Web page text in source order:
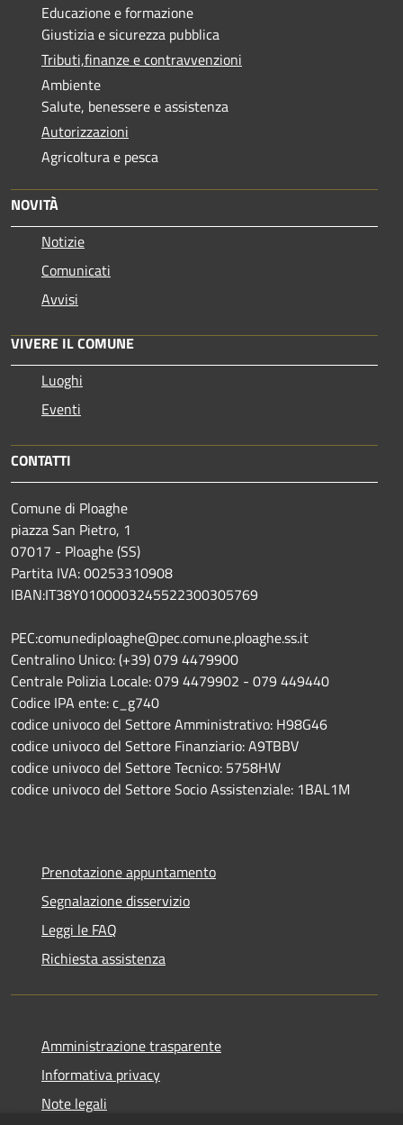
Educazione e formazione
Giustizia e sicurezza pubblica
Tributi,finanze e contravvenzioni
Ambiente
Salute, benessere e assistenza
Autorizzazioni
Agricoltura e pesca
NOVITÀ
Notizie
Comunicati
Avvisi
VIVERE IL COMUNE
Luoghi
Eventi
CONTATTI
Comune di Ploaghe
piazza San Pietro, 1
07017 - Ploaghe (SS)
Partita IVA: 00253310908
IBAN:IT38Y0100003245522300305769
PEC:comunediploaghe@pec.comune.ploaghe.ss.it
Centralino Unico: (+39) 079 4479900
Centrale Polizia Locale: 079 4479902 - 079 449440
Codice IPA ente: c_g740
codice univoco del Settore Amministrativo: H98G46
codice univoco del Settore Finanziario: A9TBBV
codice univoco del Settore Tecnico: 5758HW
codice univoco del Settore Socio Assistenziale: 1BAL1M
Prenotazione appuntamento
Segnalazione disservizio
Leggi le FAQ
Richiesta assistenza
Amministrazione trasparente
Informativa privacy
Note legali